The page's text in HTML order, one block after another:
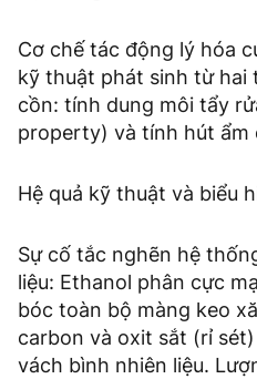
Cơ chế tác động lý hóa
kỹ thuật phát sinh từ hai
cồn: tính dung môi tẩy
property) và tính hút ẩm
Hệ quả kỹ thuật và biểu
Sự cố tắc nghẽn hệ
liệu: Ethanol phân cực
bóc toàn bộ màng keo
carbon và oxit sắt (rỉ
vách bình nhiên liệu.